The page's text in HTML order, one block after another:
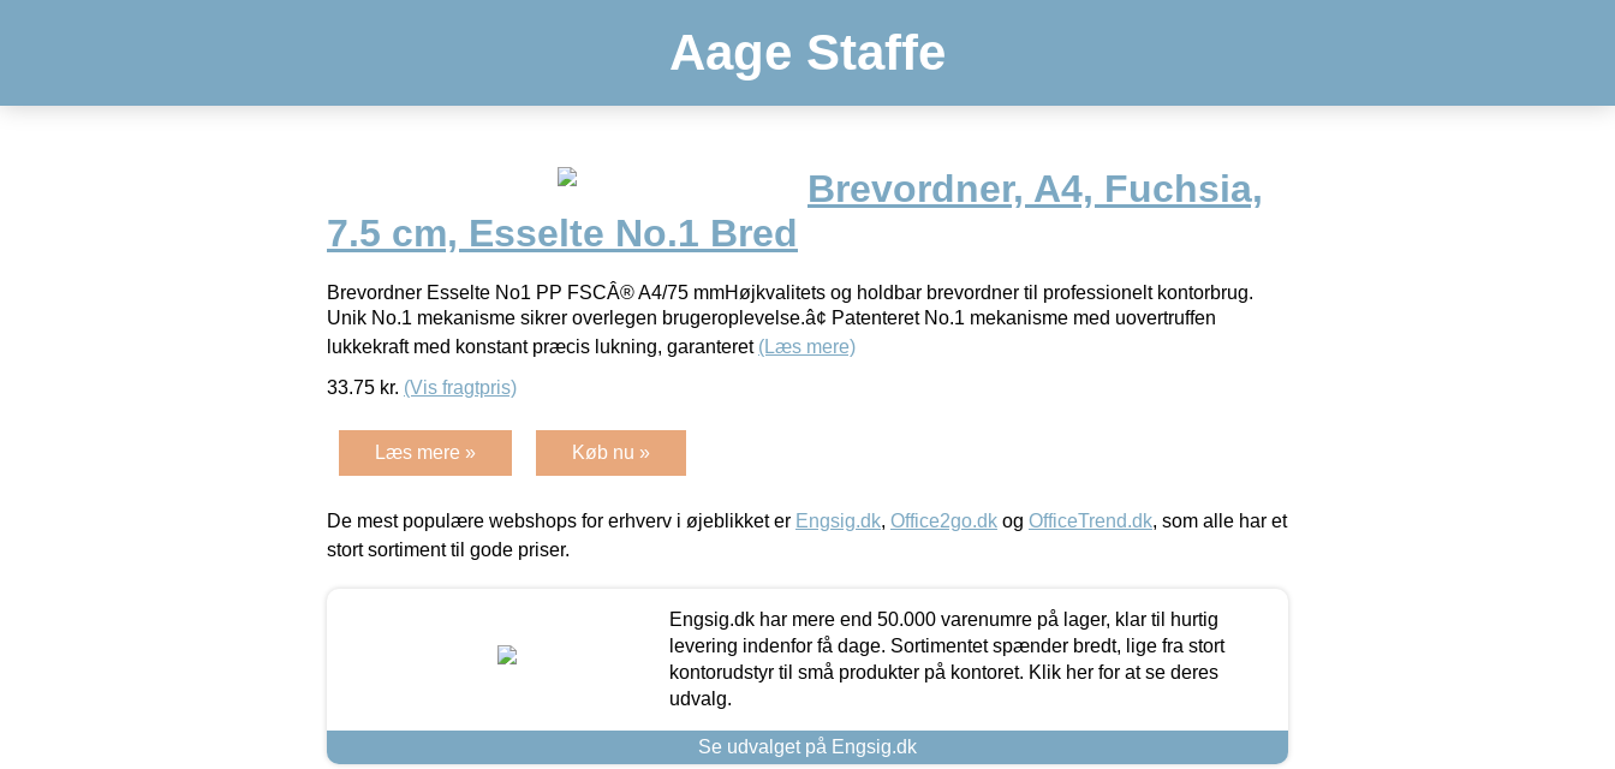
Aage Staffe
Brevordner, A4, Fuchsia,
7.5 cm, Esselte No.1 Bred
Brevordner Esselte No1 PP FSCÂ® A4/75 mmHøjkvalitets og holdbar brevordner til professionelt kontorbrug.
Unik No.1 mekanisme sikrer overlegen brugeroplevelse.â¢ Patenteret No.1 mekanisme med uovertruffen
lukkekraft med konstant præcis lukning, garanteret (Læs mere)
33.75 kr. (Vis fragtpris)
Læs mere » Køb nu »
De mest populære webshops for erhverv i øjeblikket er Engsig.dk, Office2go.dk og OfficeTrend.dk, som alle har et
stort sortiment til gode priser.
Engsig.dk har mere end 50.000 varenumre på lager, klar til hurtig
levering indenfor få dage. Sortimentet spænder bredt, lige fra stort
kontorudstyr til små produkter på kontoret. Klik her for at se deres
udvalg.
Se udvalget på Engsig.dk